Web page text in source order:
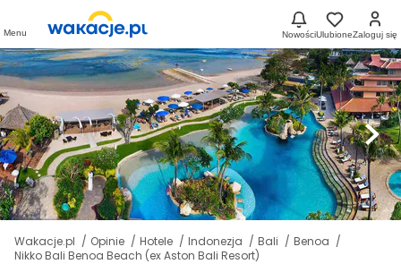
Menu NowościUlubioneZaloguj się
Wakacje.pl Opinie Hotele Indonezja Bali
Benoa
Nikko Bali Benoa Beach (ex Aston Bali Resort)